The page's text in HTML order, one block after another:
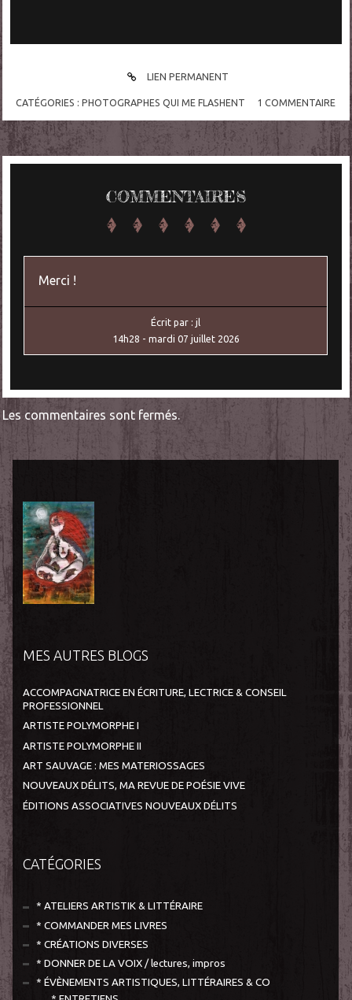
LIEN PERMANENT
CATÉGORIES : PHOTOGRAPHES QUI ME FLASHENT 1 COMMENTAIRE
COMMENTAIRES
Merci !
Écrit par :jl
14h28 - mardi 07 juillet 2026
Les commentaires sont fermés.
MES AUTRES BLOGS
ACCOMPAGNATRICE EN ÉCRITURE, LECTRICE & CONSEIL
PROFESSIONNEL
ARTISTE POLYMORPHE I
ARTISTE POLYMORPHE II
ART SAUVAGE : MES MATERIOSSAGES
NOUVEAUX DÉLITS, MA REVUE DE POÉSIE VIVE
ÉDITIONS ASSOCIATIVES NOUVEAUX DÉLITS
CATÉGORIES
* ATELIERS ARTISTIK & LITTÉRAIRE
* COMMANDER MES LIVRES
* CRÉATIONS DIVERSES
* DONNER DE LA VOIX / lectures, impros
* ÉVÈNEMENTS ARTISTIQUES, LITTÉRAIRES & CO